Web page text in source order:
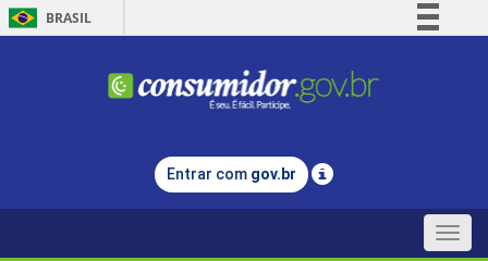
BRASIL
Comunica BR
Legislação
Entrar com gov.br
Toggle